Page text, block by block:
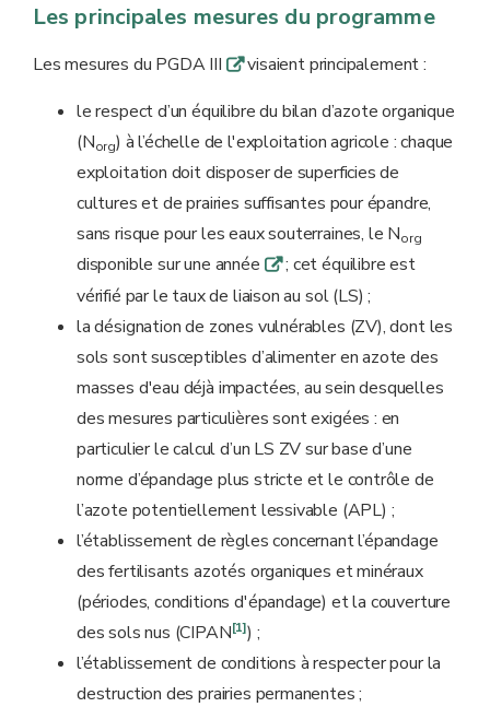
Les principales mesures du programme
Les mesures du PGDA III qvisaient principalement :
le respect d’un équilibre du bilan d’azote organique
(Norg) à l’échelle de l'exploitation agricole : chaque
exploitation doit disposer de superficies de
cultures et de prairies suffisantes pour épandre,
sans risque pour les eaux souterraines, le Norg
disponible sur une année q; cet équilibre est
vérifié par le taux de liaison au sol (LS) ;
la désignation de zones vulnérables (ZV), dont les
sols sont susceptibles d’alimenter en azote des
masses d'eau déjà impactées, au sein desquelles
des mesures particulières sont exigées : en
particulier le calcul d’un LS ZV sur base d’une
norme d’épandage plus stricte et le contrôle de
l’azote potentiellement lessivable (APL) ;
l’établissement de règles concernant l’épandage
des fertilisants azotés organiques et minéraux
(périodes, conditions d'épandage) et la couverture
des sols nus (CIPAN[1]) ;
l’établissement de conditions à respecter pour la
destruction des prairies permanentes ;